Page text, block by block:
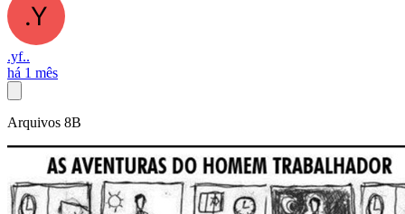
.yf..
há 1 mês
Arquivos 8B